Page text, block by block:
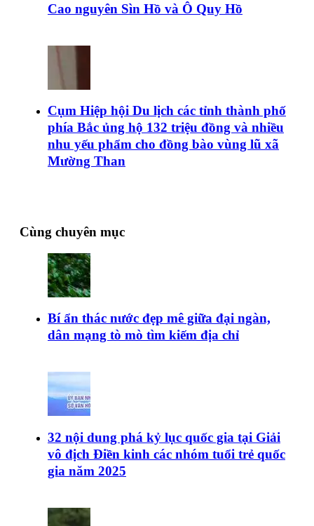
Cao nguyên Sìn Hồ và Ô Quy Hồ
Cụm Hiệp hội Du lịch các tỉnh thành phố
phía Bắc ủng hộ 132 triệu đồng và nhiều
nhu yếu phẩm cho đồng bào vùng lũ xã
Mường Than
Cùng chuyên mục
Bí ẩn thác nước đẹp mê giữa đại ngàn,
dân mạng tò mò tìm kiếm địa chỉ
32 nội dung phá kỷ lục quốc gia tại Giải
vô địch Điền kinh các nhóm tuổi trẻ quốc
gia năm 2025